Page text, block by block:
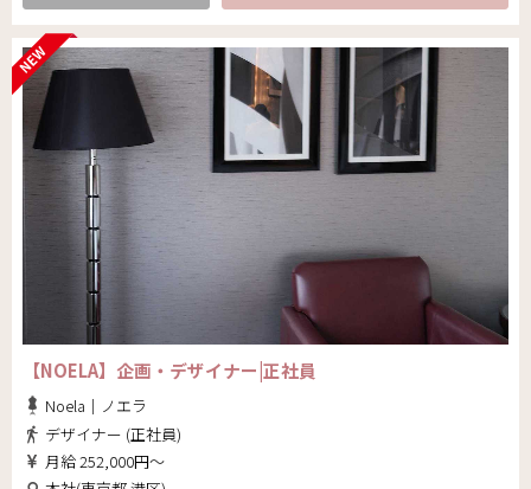
【NOELA】企画・デザイナー|正社員
Noela｜ノエラ
デザイナー (正社員)
月給 252,000円～